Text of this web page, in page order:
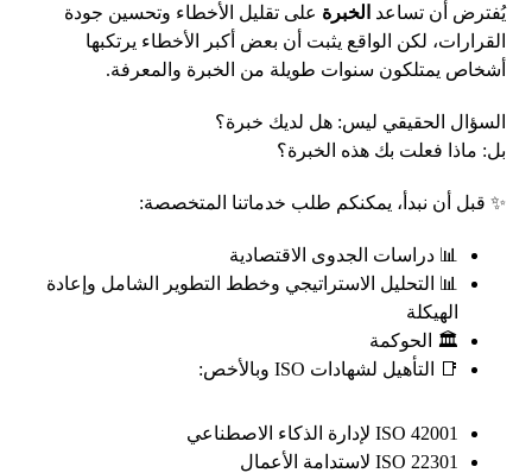
يُفترض أن تساعد الخبرة على تقليل الأخطاء وتحسين جودة
القرارات، لكن الواقع يثبت أن بعض أكبر الأخطاء يرتكبها
أشخاص يمتلكون سنوات طويلة من الخبرة والمعرفة.
السؤال الحقيقي ليس: هل لديك خبرة؟
بل: ماذا فعلت بك هذه الخبرة؟
✨ قبل أن نبدأ، يمكنكم طلب خدماتنا المتخصصة:
📊 دراسات الجدوى الاقتصادية
📊 التحليل الاستراتيجي وخطط التطوير الشامل وإعادة
الهيكلة
🏛️ الحوكمة
📑 التأهيل لشهادات ISO وبالأخص:
ISO 42001 لإدارة الذكاء الاصطناعي
ISO 22301 لاستدامة الأعمال